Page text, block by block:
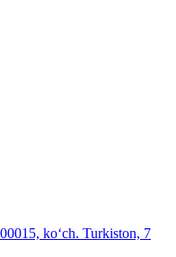
ko‘ch. Turkiston, 7